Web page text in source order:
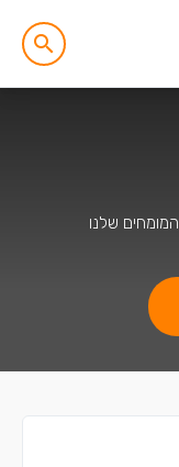
שלנו